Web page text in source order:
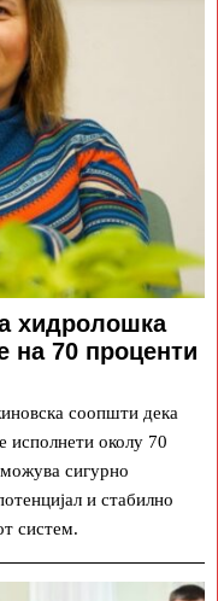
хидролошка
на 70 проценти
соопшти дека
исполнети околу 70
сигурно
и стабилно
систем.